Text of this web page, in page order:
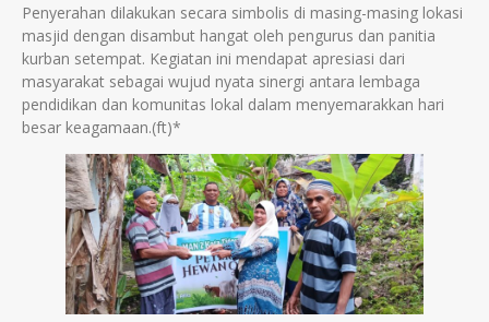
Penyerahan dilakukan secara simbolis di masing-masing lokasi
masjid dengan disambut hangat oleh pengurus dan panitia
kurban setempat. Kegiatan ini mendapat apresiasi dari
masyarakat sebagai wujud nyata sinergi antara lembaga
pendidikan dan komunitas lokal dalam menyemarakkan hari
besar keagamaan.(ft)*